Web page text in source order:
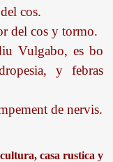
cos.
del cos y tormo.
Vulgabo, es bo
y febras
de nervis.
casa rustica y